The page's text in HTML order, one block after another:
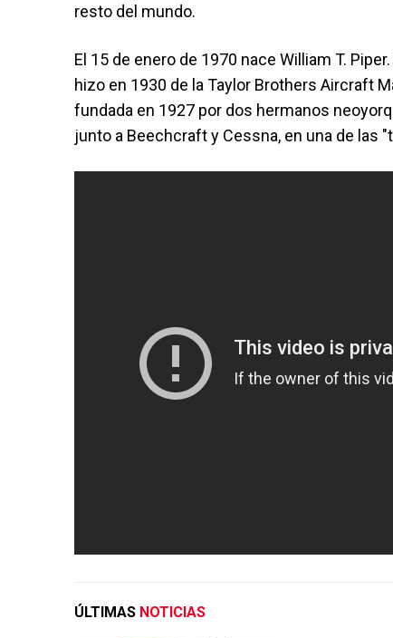
resto del mundo.
El 15 de enero de 1970 nace William T.
hizo en 1930 de la Taylor Brothers Aircraft
fundada en 1927 por dos hermanos
junto a Beechcraft y Cessna, en una de las
ÚLTIMAS NOTICIAS